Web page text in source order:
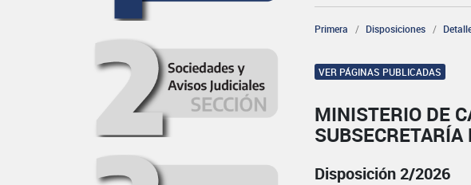
Primera Disposiciones
VER PÁGINAS PUBLICADAS
MINISTERIO DE
Disposición 2/2026